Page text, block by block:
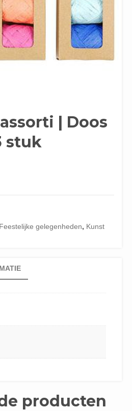
| Doos
stuk
Feestelijke gelegenheden, Kunst
producten